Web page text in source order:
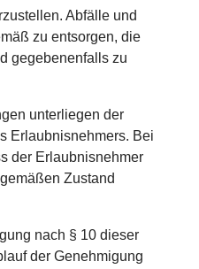
Abfälle und
zu entsorgen, die
gegebenenfalls zu
unterliegen der
Erlaubnisnehmers. Bei
der Erlaubnisnehmer
Zustand
nach § 10 dieser
der Genehmigung